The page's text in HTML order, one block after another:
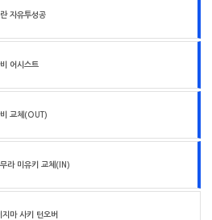
자유투성공
어시스트
교체(OUT)
라 미유키 교체(IN)
지마 사키 턴오버